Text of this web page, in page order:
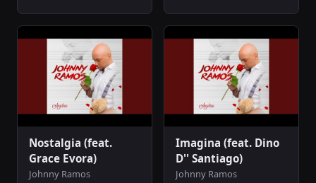
Nostalgia (feat.
Grace Evora)
Johnny Ramos
Imagina (feat. Dino
D'' Santiago)
Johnny Ramos